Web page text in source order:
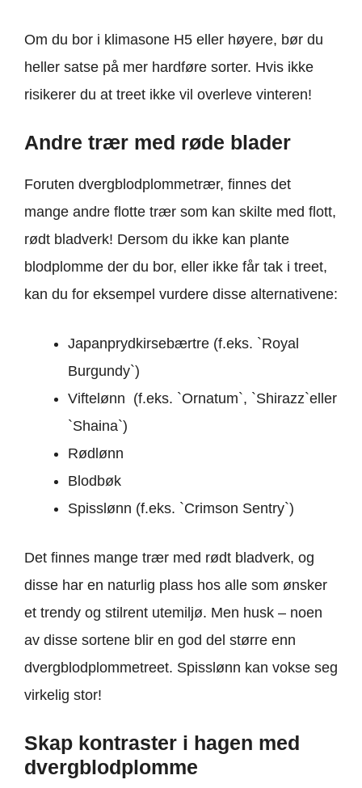
Om du bor i klimasone H5 eller høyere, bør du
heller satse på mer hardføre sorter. Hvis ikke
risikerer du at treet ikke vil overleve vinteren!
Andre trær med røde blader
Foruten dvergblodplommetrær, finnes det
mange andre flotte trær som kan skilte med flott,
rødt bladverk! Dersom du ikke kan plante
blodplomme der du bor, eller ikke får tak i treet,
kan du for eksempel vurdere disse alternativene:
Japanprydkirsebærtre (f.eks. `Royal
Burgundy`)
Viftelønn (f.eks. `Ornatum`, `Shirazz`eller
`Shaina`)
Rødlønn
Blodbøk
Spisslønn (f.eks. `Crimson Sentry`)
Det finnes mange trær med rødt bladverk, og
disse har en naturlig plass hos alle som ønsker
et trendy og stilrent utemiljø. Men husk – noen
av disse sortene blir en god del større enn
dvergblodplommetreet. Spisslønn kan vokse seg
virkelig stor!
Skap kontraster i hagen med
dvergblodplomme